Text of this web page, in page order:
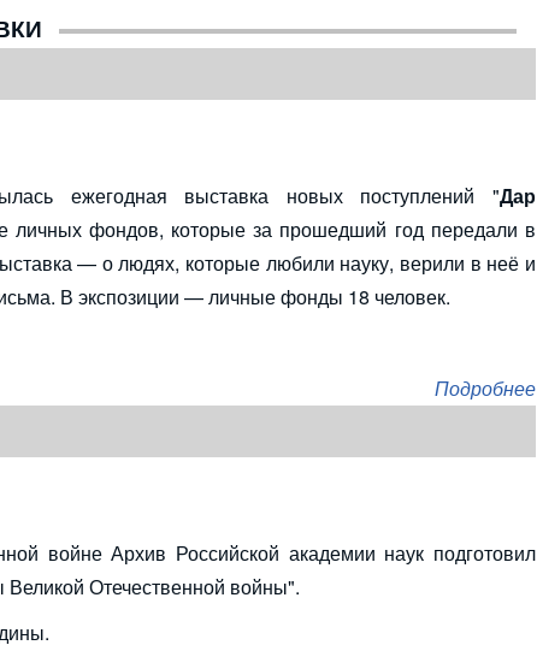
ежегодная выставка новых поступлений "Дар
личных фондов, которые за прошедший год передали в
— о людях, которые любили науку, верили в неё и
В экспозиции — личные фонды 18 человек.
Подробнее
войне Архив Российской академии наук подготовил
Великой Отечественной войны".